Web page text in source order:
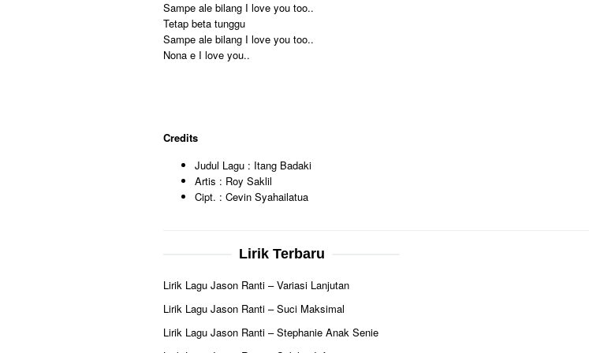
Sampe ale bilang I love you too..
Tetap beta tunggu
Sampe ale bilang I love you too..
Nona e I love you..
Credits
Judul Lagu : Itang Badaki
Artis : Roy Saklil
Cipt. : Cevin Syahailatua
Lirik Terbaru
Lirik Lagu Jason Ranti – Variasi Lanjutan
Lirik Lagu Jason Ranti – Suci Maksimal
Lirik Lagu Jason Ranti – Stephanie Anak Senie